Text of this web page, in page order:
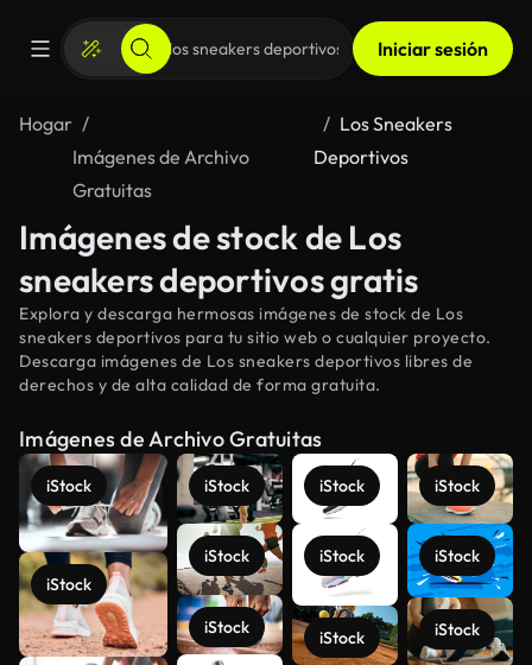
Iniciar sesión
Hogar
Imágenes de Archivo
Gratuitas
Los Sneakers
Deportivos
Imágenes de stock de Los
sneakers deportivos gratis
Explora y descarga hermosas imágenes de stock de Los
sneakers deportivos para tu sitio web o cualquier proyecto.
Descarga imágenes de Los sneakers deportivos libres de
derechos y de alta calidad de forma gratuita.
Imágenes de Archivo Gratuitas
iStock
iStock
iStock
iStock
iStock
iStock
iStock
iStock
iStock
iStock
iStock